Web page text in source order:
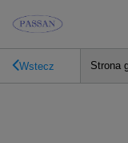
Wstecz Strona